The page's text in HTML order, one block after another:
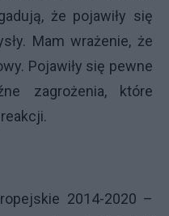
że pojawiły się
Mam wrażenie, że
Pojawiły się pewne
zagrożenia, które
2014-2020 –